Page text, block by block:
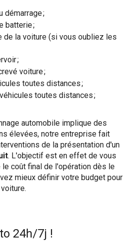
démarrage ;
batterie ;
de la voiture (si vous oubliez les
;
voiture ;
toutes distances ;
toutes distances ;
automobile implique des
élevées, notre entreprise fait
de la présentation d'un
. L'objectif est en effet de vous
coût final de l'opération dès le
mieux définir votre budget pour
24h/7j !